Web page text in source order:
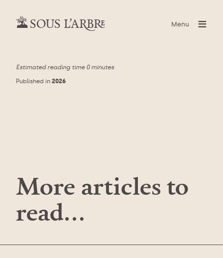
SOUS L’ARBRE Menu ≡
Estimated reading time 0 minutes
Published in 2026
More articles to
read…